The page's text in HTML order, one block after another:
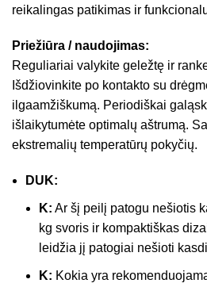
reikalingas patikimas ir
Priežiūra / naudojimas:
Reguliariai valykite geležtę ir
Išdžiovinkite po kontakto su
ilgaamžiškumą. Periodiškai
išlaikytumėte optimalų aštrumą.
ekstremalių temperatūrų pokyčių.
DUK:
K: Ar šį peilį patogu nešiotis
kg svoris ir kompaktiškas
leidžia jį patogiai nešioti
K: Kokia yra